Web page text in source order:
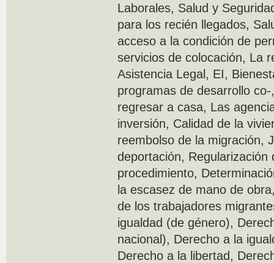
Laborales, Salud y
para los recién llegados,
acceso a la condición de
servicios de colocación, La
Asistencia Legal, EI,
programas de desarrollo
regresar a casa, Las
inversión, Calidad de la
reembolso de la migración,
deportación, Regularización
procedimiento,
la escasez de mano de
de los trabajadores
igualdad (de género),
nacional), Derecho a la
Derecho a la libertad,